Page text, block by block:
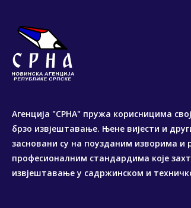
Агенција "СРНА" пружа корисницима
брзо извјештавање. Њене вијести и
засновани су на поузданим изворима и
професионалним стандардима које
извјештавање у садржинском и